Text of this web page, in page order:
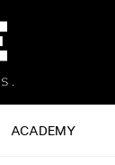
ACADEMY